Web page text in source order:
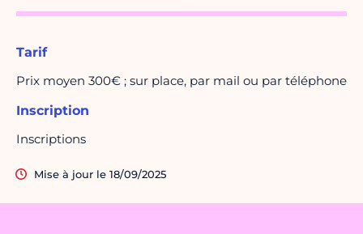
Tarif
Prix moyen 300€ ; sur place, par mail ou par téléphone
Inscription
Inscriptions
Mise à jour le 18/09/2025